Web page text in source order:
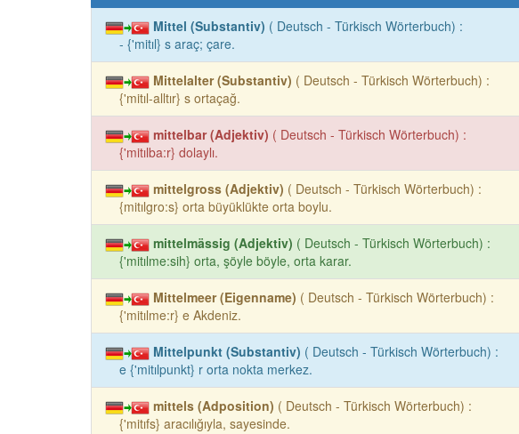
Mittel (Substantiv) ( Deutsch - Türkisch Wörterbuch) :
- {'mitıl} s araç; çare.
Mittelalter (Substantiv) ( Deutsch - Türkisch Wörterbuch) :
{'mitıl-alltır} s ortaçağ.
mittelbar (Adjektiv) ( Deutsch - Türkisch Wörterbuch) :
{'mitılba:r} dolaylı.
mittelgross (Adjektiv) ( Deutsch - Türkisch Wörterbuch) :
{mitılgro:s} orta büyüklükte orta boylu.
mittelmässig (Adjektiv) ( Deutsch - Türkisch Wörterbuch) :
{'mitılme:sih} orta, şöyle böyle, orta karar.
Mittelmeer (Eigenname) ( Deutsch - Türkisch Wörterbuch) :
{'mitılme:r} e Akdeniz.
Mittelpunkt (Substantiv) ( Deutsch - Türkisch Wörterbuch) :
e {'mitılpunkt} r orta nokta merkez.
mittels (Adposition) ( Deutsch - Türkisch Wörterbuch) :
{'mitıfs} aracılığıyla, sayesinde.